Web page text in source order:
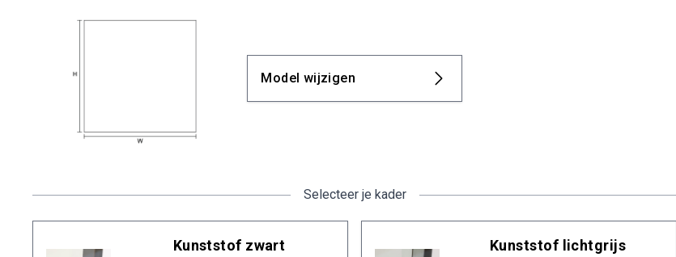
Model wijzigen
Selecteer je kader
Kunststof zwart Kunststof lichtgrijs